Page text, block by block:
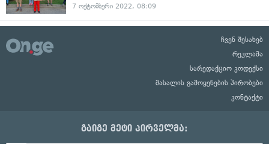
7 ოქტომბერი 2022, 08:09
ჩვენ შესახებ
რეკლამა
სარედაქციო კოდექსი
მასალის გამოყენების პირობები
კონტაქტი
გაიგე მეტი პირველმა: